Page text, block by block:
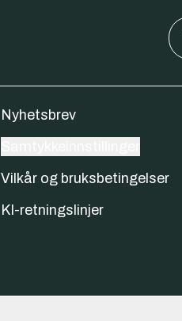
Nyhetsbrev
Vilkår og bruksbetingelser
KI-retningslinjer